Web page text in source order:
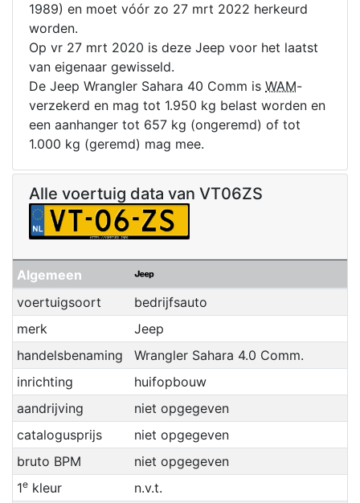
1989) en moet vóór zo 27 mrt 2022 herkeurd
worden.
Op vr 27 mrt 2020 is deze Jeep voor het laatst
van eigenaar gewisseld.
De Jeep Wrangler Sahara 40 Comm is WAM-
verzekerd en mag tot 1.950 kg belast worden en
een aanhanger tot 657 kg (ongeremd) of tot
1.000 kg (geremd) mag mee.
Alle voertuig data van VT06ZS
Algemeen
voertuigsoort
bedrijfsauto
merk
Jeep
handelsbenaming
Wrangler Sahara 4.0 Comm.
inrichting
huifopbouw
aandrijving
niet opgegeven
catalogusprijs
niet opgegeven
bruto BPM
niet opgegeven
1ekleur
n.v.t.